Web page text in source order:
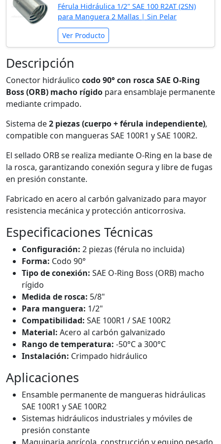
Férula Hidráulica 1/2" SAE 100 R2AT (2SN)
para Manguera 2 Mallas | Sin Pelar
Ver Producto
Descripción
Conector hidráulico codo 90° con rosca SAE O-Ring
Boss (ORB) macho rígido para ensamblaje permanente
mediante crimpado.
Sistema de2 piezas (cuerpo + férula independiente),
compatible con mangueras SAE 100R1 y SAE 100R2.
El sellado ORB se realiza mediante O-Ring en la base de
la rosca, garantizando conexión segura y libre de fugas
en presión constante.
Fabricado en acero al carbón galvanizado para mayor
resistencia mecánica y protección anticorrosiva.
Especificaciones Técnicas
Configuración: 2 piezas (férula no incluida)
Forma: Codo 90°
Tipo de conexión: SAE O-Ring Boss (ORB) macho
rígido
Medida de rosca: 5/8"
Para manguera: 1/2"
Compatibilidad: SAE 100R1 / SAE 100R2
Material: Acero al carbón galvanizado
Rango de temperatura: -50°C a 300°C
Instalación: Crimpado hidráulico
Aplicaciones
Ensamble permanente de mangueras hidráulicas
SAE 100R1 y SAE 100R2
Sistemas hidráulicos industriales y móviles de
presión constante